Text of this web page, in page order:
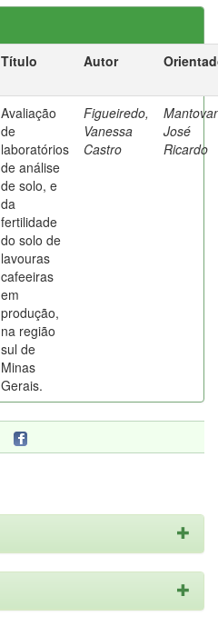
Título Autor
Avaliação
de
laboratórios
de análise
de solo, e
da
fertilidade
do solo de
lavouras
cafeeiras
em
produção,
na região
sul de
Minas
Gerais.
Figueiredo,
Vanessa
Castro
José
Ricardo